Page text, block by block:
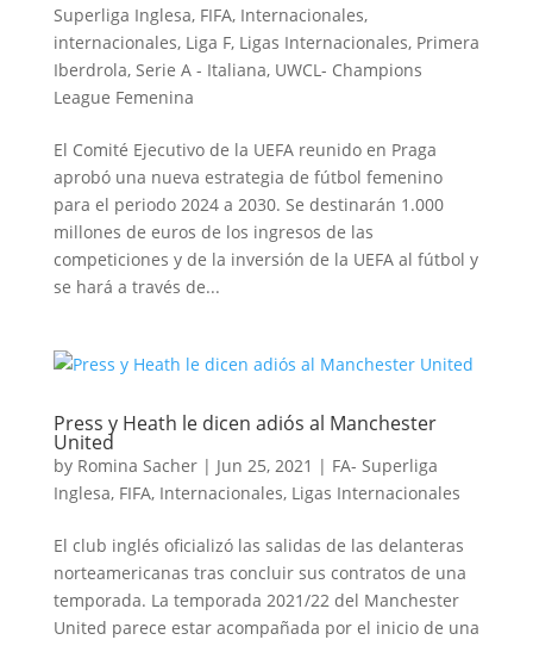
Superliga Inglesa, FIFA, Internacionales,
internacionales, Liga F, Ligas Internacionales, Primera
Iberdrola, Serie A - Italiana, UWCL- Champions
League Femenina
El Comité Ejecutivo de la UEFA reunido en Praga
aprobó una nueva estrategia de fútbol femenino
para el periodo 2024 a 2030. Se destinarán 1.000
millones de euros de los ingresos de las
competiciones y de la inversión de la UEFA al fútbol y
se hará a través de...
Press y Heath le dicen adiós al Manchester
United
by Romina Sacher| Jun 25, 2021 | FA- Superliga
Inglesa, FIFA, Internacionales, Ligas Internacionales
El club inglés oficializó las salidas de las delanteras
norteamericanas tras concluir sus contratos de una
temporada. La temporada 2021/22 del Manchester
United parece estar acompañada por el inicio de una